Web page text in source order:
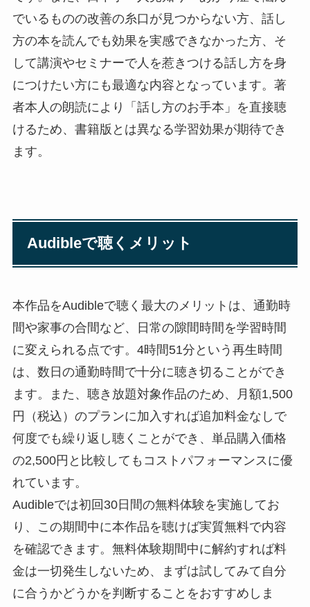
でいるものの改善の糸口が見つからない方、話し
方の本を読んでも効果を実感できなかった方、そ
して講演やセミナーで人を惹きつける話し方を身
につけたい方にも最適な内容となっています。著
者本人の朗読により「話し方のお手本」を直接聴
けるため、書籍版とは異なる学習効果が期待でき
ます。
Audibleで聴くメリット
本作品をAudibleで聴く最大のメリットは、通勤時
間や家事の合間など、日常の隙間時間を学習時間
に変えられる点です。4時間51分という再生時間
は、数日の通勤時間で十分に聴き切ることができ
ます。また、聴き放題対象作品のため、月額1,500
円（税込）のプランに加入すれば追加料金なしで
何度でも繰り返し聴くことができ、単品購入価格
の2,500円と比較してもコストパフォーマンスに優
れています。
Audibleでは初回30日間の無料体験を実施してお
り、この期間中に本作品を聴けば実質無料で内容
を確認できます。無料体験期間中に解約すれば料
金は一切発生しないため、まずは試してみて自分
に合うかどうかを判断することをおすすめしま